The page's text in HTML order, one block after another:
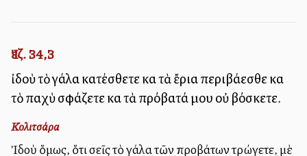
Ἰεζ. 34,3
ἰδοὺ τὸ γάλα κατέσθετε καὶ τὰ ἔρια περιβάλλεσθε καὶ
τὸ παχὺ σφάζετε καὶ τὰ πρόβατά μου οὐ βόσκετε.
Κολιτσάρα
Ἰδοὺ ὅμως, ὅτι σεῖς τὸ γάλα τῶν προβάτων τρώγετε, μὲ